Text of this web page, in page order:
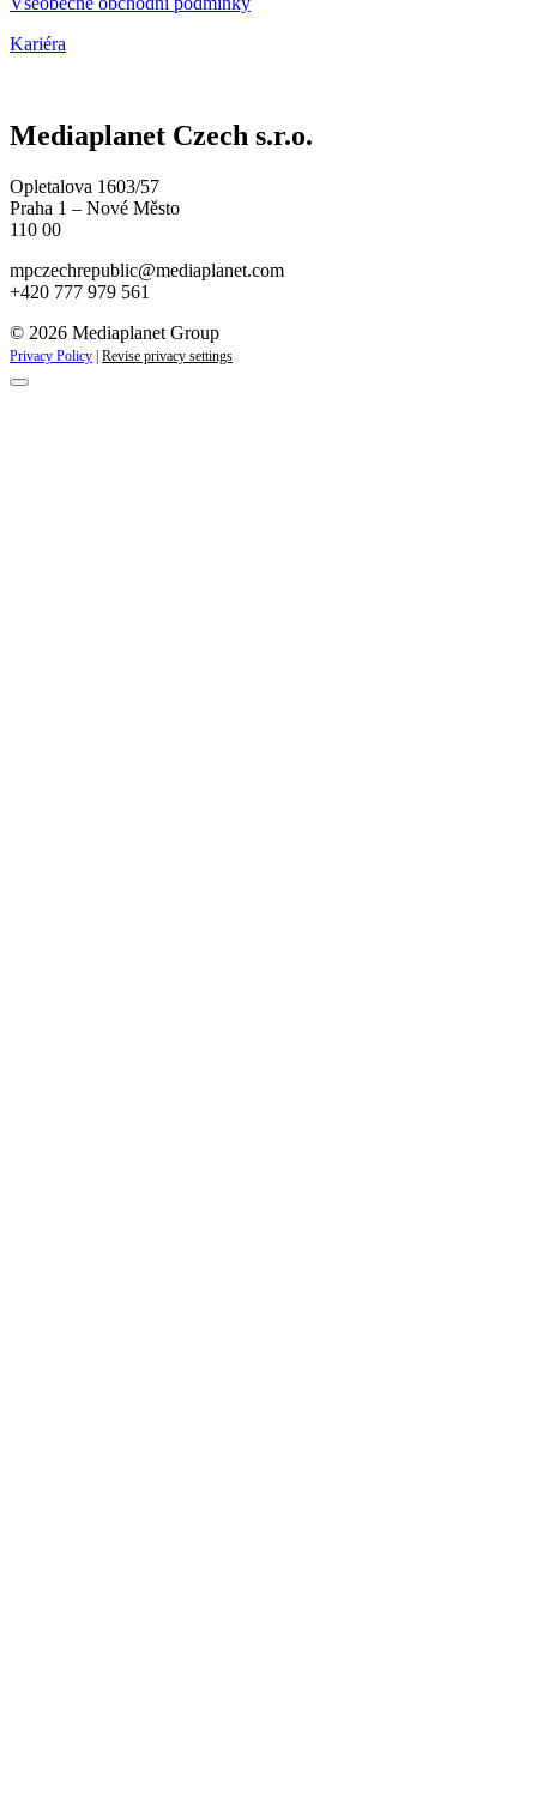
Kariéra
Mediaplanet Czech s.r.o.
Opletalova 1603/57
Praha 1 – Nové Město
110 00
mpczechrepublic@mediaplanet.com
+420 777 979 561
© 2026 Mediaplanet Group
Privacy Policy | Revise privacy settings